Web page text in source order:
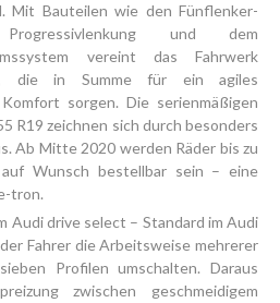
Mit Bauteilen wie den Fünflenker-
und dem
vereint das Fahrwerk
die in Summe für ein agiles
sorgen. Die serienmäßigen
R19 zeichnen sich durch besonders
Ab Mitte 2020 werden Räder bis zu
Wunsch bestellbar sein – eine
tron.
Audi drive select – Standard im Audi
Fahrer die Arbeitsweise mehrerer
Profilen umschalten. Daraus
zwischen geschmeidigem